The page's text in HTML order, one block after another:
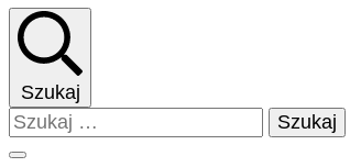
Szukaj
Szukaj: